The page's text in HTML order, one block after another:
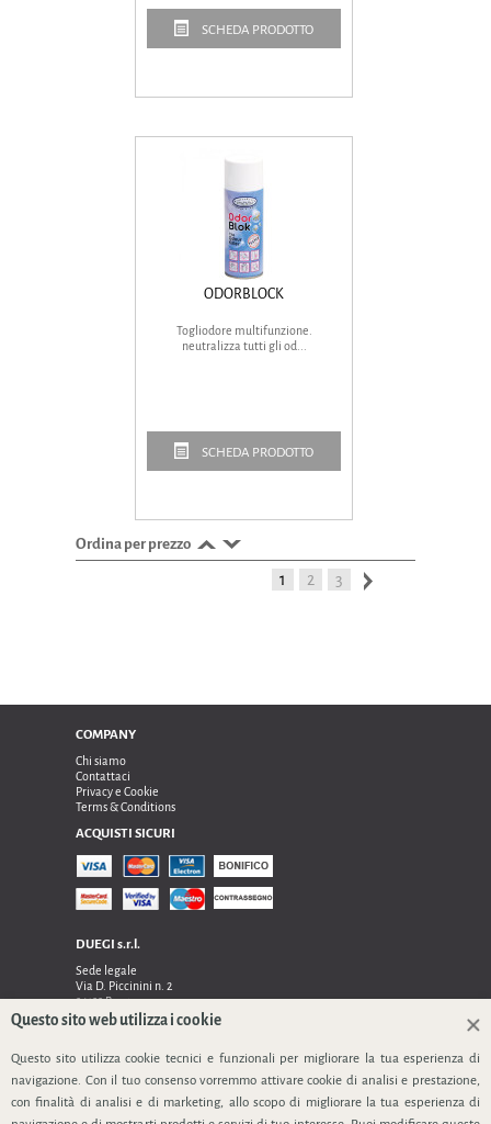
SCHEDA PRODOTTO
ODORBLOCK
Togliodore multifunzione.
neutralizza tutti gli od...
SCHEDA PRODOTTO
1 2 3
Ordina per prezzo
COMPANY
Chi siamo
Contattaci
Privacy e Cookie
Terms & Conditions
ACQUISTI SICURI
DUEGI s.r.l.
Sede legale
Via D. Piccinini n. 2
24122 Bergamo
Sede operativa e amministrativa:
24048 Treviolo (Bg)
TEL 0354128024, FAX 0354129132
P.IVA 03535240166
SEGUICI
Questo sito web utilizza i cookie
Questo sito utilizza cookie tecnici e funzionali per migliorare la tua esperienza di
navigazione. Con il tuo consenso vorremmo attivare cookie di analisi e prestazione,
con finalità di analisi e di marketing, allo scopo di migliorare la tua esperienza di